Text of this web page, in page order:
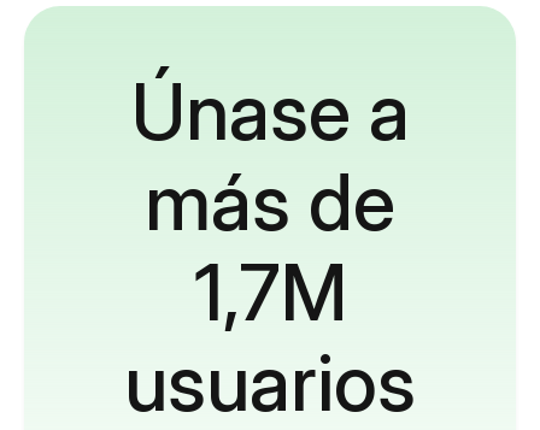
Únase a
más de
1,7M
usuarios